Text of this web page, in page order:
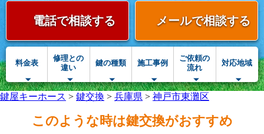
電話で相談する メールで相談する
料金表
修理との
違い
鍵の種類 施工事例
ご依頼の
流れ
対応地域
鍵屋キーホース > 鍵交換 > 兵庫県 > 神戸市東灘区
このような時は鍵交換がおすすめ